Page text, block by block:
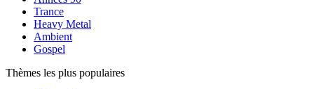
Trance
Heavy Metal
Ambient
Gospel
Thèmes les plus populaires